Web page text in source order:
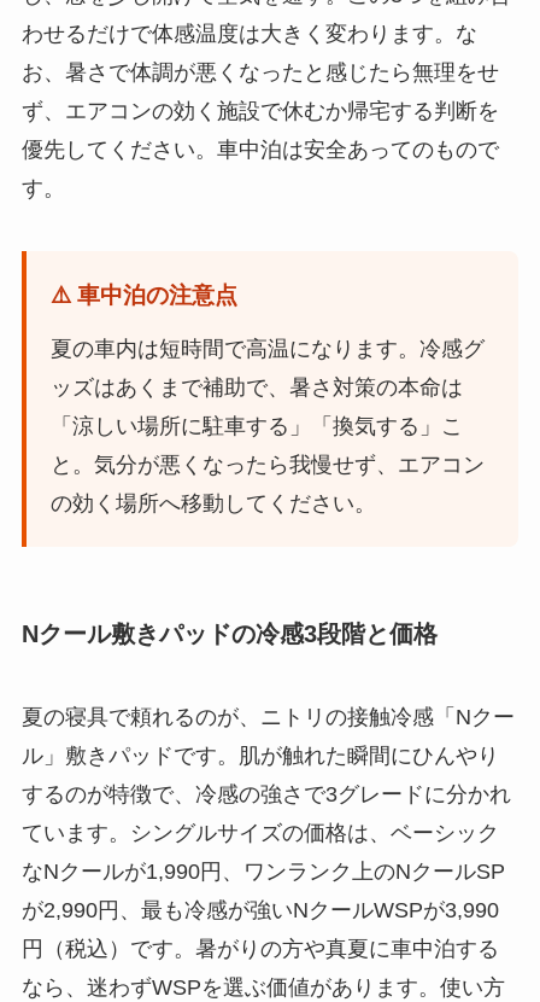
わせるだけで体感温度は大きく変わります。な
お、暑さで体調が悪くなったと感じたら無理をせ
ず、エアコンの効く施設で休むか帰宅する判断を
優先してください。車中泊は安全あってのもので
す。
⚠️ 車中泊の注意点
夏の車内は短時間で高温になります。冷感グ
ッズはあくまで補助で、暑さ対策の本命は
「涼しい場所に駐車する」「換気する」こ
と。気分が悪くなったら我慢せず、エアコン
の効く場所へ移動してください。
Nクール敷きパッドの冷感3段階と価格
夏の寝具で頼れるのが、ニトリの接触冷感「Nクー
ル」敷きパッドです。肌が触れた瞬間にひんやり
するのが特徴で、冷感の強さで3グレードに分かれ
ています。シングルサイズの価格は、ベーシック
なNクールが1,990円、ワンランク上のNクールSP
が2,990円、最も冷感が強いNクールWSPが3,990
円（税込）です。暑がりの方や真夏に車中泊する
なら、迷わずWSPを選ぶ価値があります。使い方